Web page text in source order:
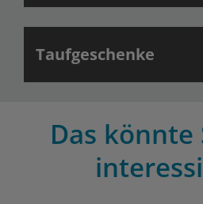
Taufgeschenke
Das könnte